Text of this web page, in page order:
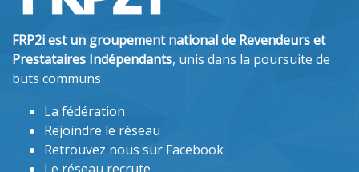
FRP2i est un groupement national de Revendeurs et
Prestataires Indépendants, unis dans la poursuite de
buts communs
La fédération
Rejoindre le réseau
Retrouvez nous sur Facebook